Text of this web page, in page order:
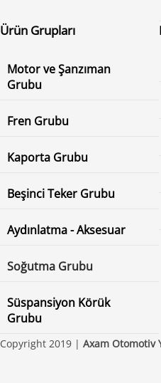
Ürün Grupları
Motor ve Şanzıman
Grubu
Fren Grubu
Kaporta Grubu
Beşinci Teker Grubu
Aydınlatma - Aksesuar
Soğutma Grubu
Süspansiyon Körük
Grubu
Copyright 2019 | Axam Otomotiv